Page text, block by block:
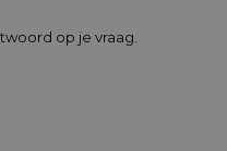
op je vraag.